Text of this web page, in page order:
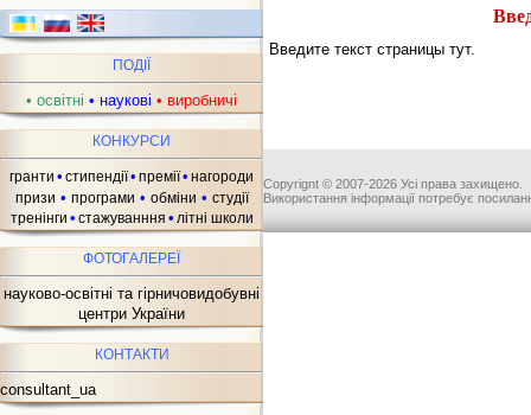
ПОДІЇ
• освітні • наукові • виробничі
КОНКУРСИ
гранти • стипендії• премії• нагороди
призи • програми • обміни • студії
тренінги • стажуванння • літні школи
ФОТОГАЛЕРЕЇ
науково-освітні та гірничовидобувні
центри України
КОНТАКТИ
consultant_ua
Введите текст страницы тут.
Copyrignt © 2007-2026 Усі права захищено.
Використання інформації потребує